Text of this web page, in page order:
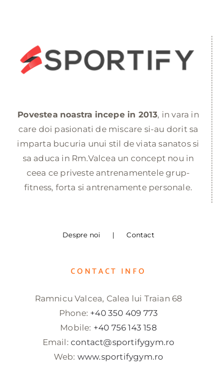
Povestea noastra incepe in 2013, in vara in
care doi pasionati de miscare si-au dorit sa
imparta bucuria unui stil de viata sanatos si
sa aduca in Rm.Valcea un concept nou in
ceea ce priveste antrenamentele grup-
fitness, forta si antrenamente personale.
Despre noi Contact
CONTACT INFO
Ramnicu Valcea, Calea lui Traian 68
Phone: +40 350 409 773
Mobile: +40 756 143 158
Email: contact@sportifygym.ro
Web: www.sportifygym.ro